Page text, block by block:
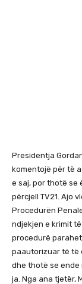
Presidentja
komentojë për të
e saj, por thotë se
përcjell TV21. Ajo
Procedurën
ndjekjen e krimit
procedurë
paautorizuar të të
dhe thotë se ende
ja. Nga ana tjetër,